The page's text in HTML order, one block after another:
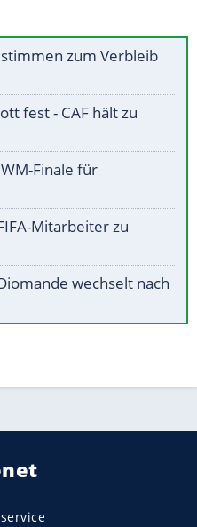
zum Verbleib
fest - CAF hält zu
Finale für
Mitarbeiter zu
wechselt nach